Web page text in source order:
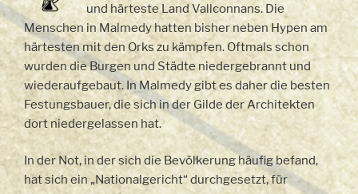
und härteste Land Vallconnans. Die
Menschen in Malmedy hatten bisher neben Hypen am
härtesten mit den Orks zu kämpfen. Oftmals schon
wurden die Burgen und Städte niedergebrannt und
wiederaufgebaut. In Malmedy gibt es daher die besten
Festungsbauer, die sich in der Gilde der Architekten
dort niedergelassen hat.
In der Not, in der sich die Bevölkerung häufig befand,
hat sich ein „Nationalgericht“ durchgesetzt, für